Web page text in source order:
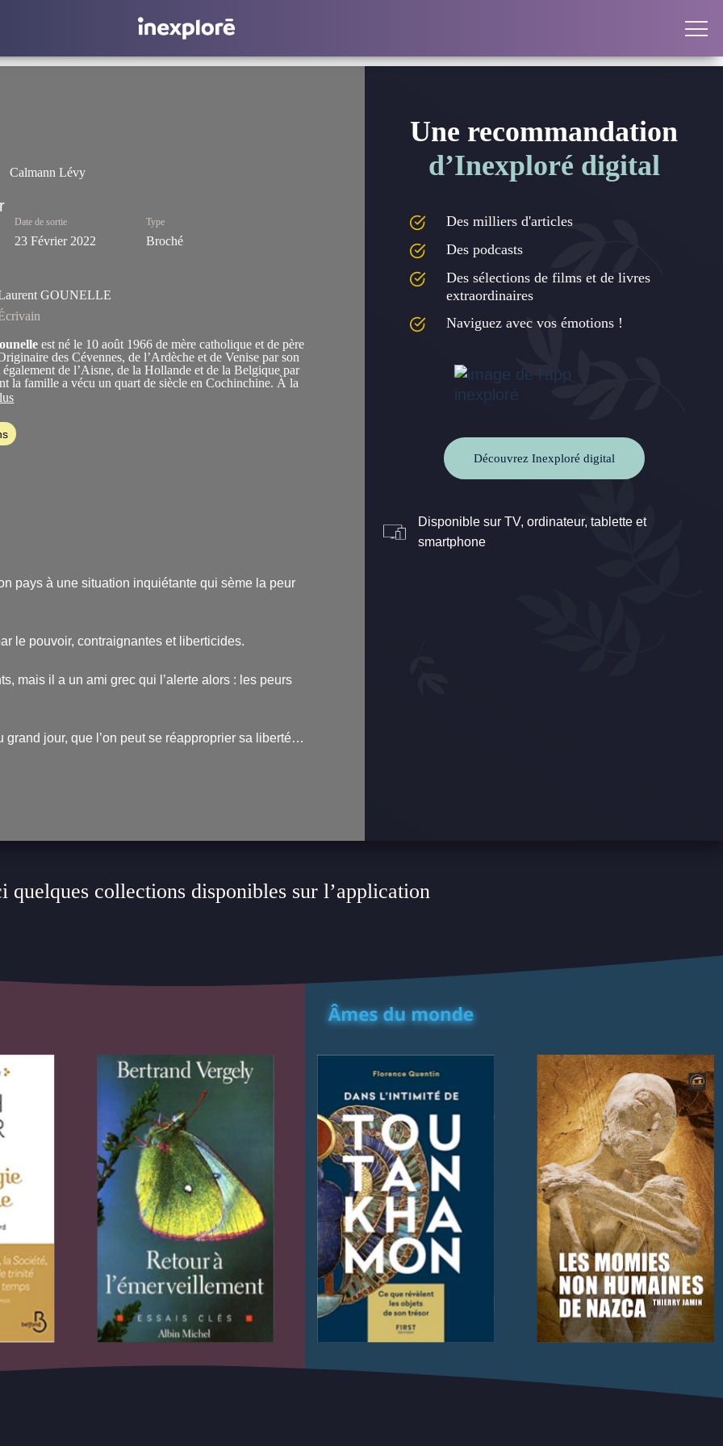
Calmann Lévy
Date de sortie
23 Février 2022
Type
Broché
GOUNELLE
est né le 10 août 1966 de mère catholique et de père
des Cévennes, de l’Ardèche et de Venise par son
également de l’Aisne, de la Hollande et de la Belgique par
la famille a vécu un quart de siècle en Cochinchine. À la
asiatique se ressentait jusque dans les habitudes
pays à une situation inquiétante qui sème la peur
le pouvoir, contraignantes et liberticides.
mais il a un ami grec qui l’alerte alors : les peurs
jour, que l’on peut se réapproprier sa liberté…
Une recommandation
d’Inexploré digital
Des milliers d'articles
Des podcasts
Des sélections de films et de livres
extraordinaires
Naviguez avec vos émotions !
Découvrez Inexploré digital
Disponible sur TV, ordinateur, tablette et
smartphone
quelques collections disponibles sur l’application